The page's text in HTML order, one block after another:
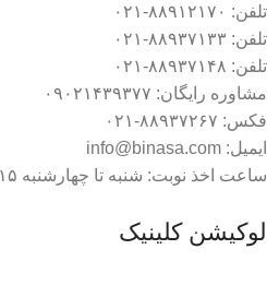
تلفن: ۸۸۹۱۲۱۷۰-۰۲۱
تلفن: ۸۸۹۳۷۱۳۳-۰۲۱
تلفن: ۸۸۹۳۷۱۴۸-۰۲۱
مشاوره رایگان: ۰۹۰۲۱۴۳۹۳۷۷
فکس: ۸۸۹۳۷۲۶۷-۰۲۱
ایمیل: info@binasa.com
ساعت اخذ نوبت: شنبه تا چهارشنبه ۱۵ الی ۲۰
لوکیشن کلینیک